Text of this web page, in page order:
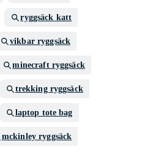
ryggsäck katt
vikbar ryggsäck
minecraft ryggsäck
trekking ryggsäck
laptop tote bag
mckinley ryggsäck